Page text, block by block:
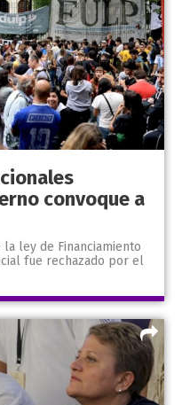
convoque a
ley de Financiamiento
fue rechazado por el